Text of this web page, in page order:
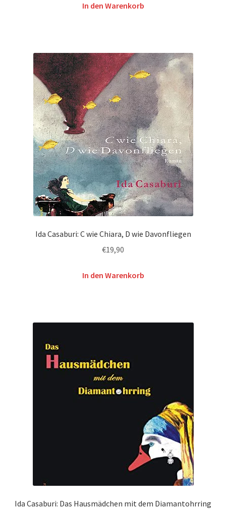
In den Warenkorb
Ida Casaburi: C wie Chiara, D wie Davonfliegen
€19,90
In den Warenkorb
Ida Casaburi: Das Hausmädchen mit dem Diamantohrring